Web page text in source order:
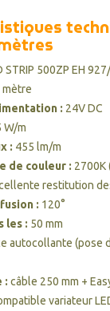
STRIP 500ZP EH
mètre
: 24V DC
W/m
: 455 lm/m
de couleur : 2700K
restitution
: 120°
les : 50 mm
autocollante (pose
: câble 250 mm +
variateur